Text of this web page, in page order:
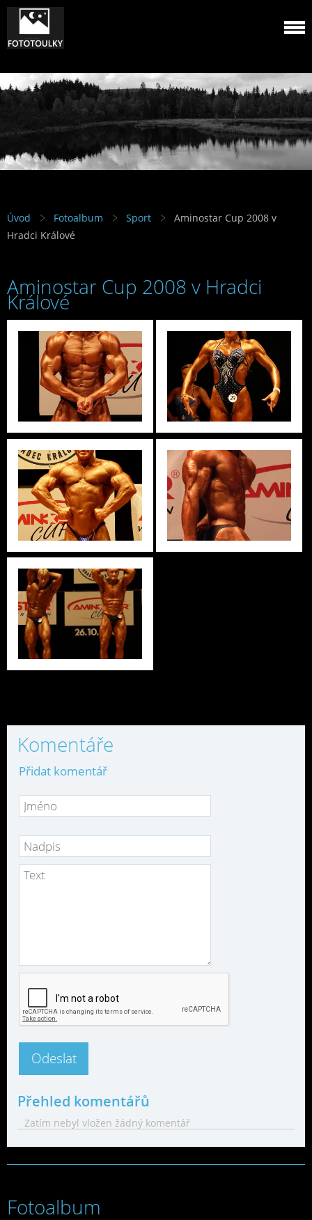
Úvod Fotoalbum Sport
Aminostar Cup 2008 v
Hradci Králové
Aminostar Cup 2008 v Hradci
Králové
Komentáře
Přidat komentář
Přehled komentářů
Zatím nebyl vložen žádný komentář
Fotoalbum